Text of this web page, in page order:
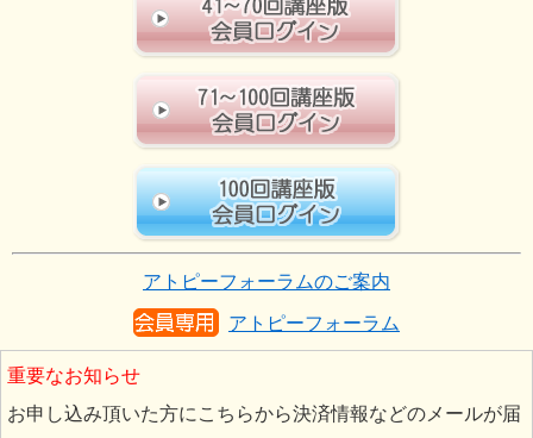
アトピーフォーラムのご案内
アトピーフォーラム
重要なお知らせ
お申し込み頂いた方にこちらから決済情報などのメールが届